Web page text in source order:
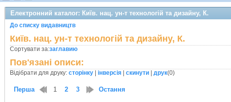
Електронний каталог: Київ. нац. ун-т технологій та дизайну, К.
До списку видавництв
Київ. нац. ун-т технологій та дизайну, К.
Сортувати за:заглавию
Пов'язані описи:
Відібрати для друку: сторінку інверсія скинути друк(0)
Перша 1 2 3 Остання